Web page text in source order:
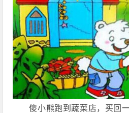
傻小熊跑到蔬菜店，买回